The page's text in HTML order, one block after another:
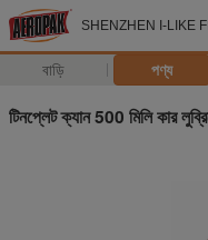
SHENZHEN I-LIKE
বাড়ি পণ্য
টিনপ্লেট ক্যান 500 মিলি কার